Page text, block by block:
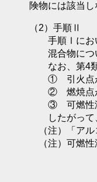
険物には該当し
（2）手順Ⅱ
手順Ⅰにおい
混合物につい
なお、第4類
① 引火点が
② 燃焼点が
③ 可燃性液
したがって、
（注）「アル
（注）可燃性